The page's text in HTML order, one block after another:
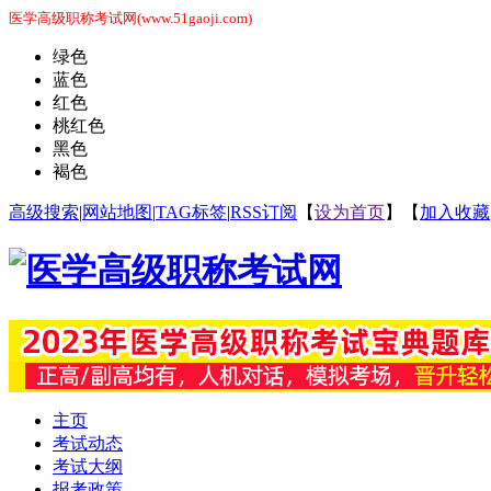
医学高级职称考试网(www.51gaoji.com)
绿色
蓝色
红色
桃红色
黑色
褐色
高级搜索|网站地图|TAG标签|RSS订阅 【设为首页】【 加入收藏
主页
考试动态
考试大纲